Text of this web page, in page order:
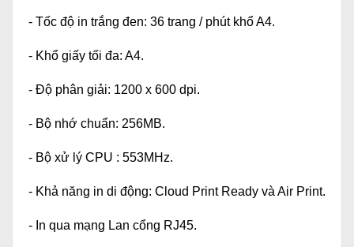
- Tốc độ in trắng đen: 36 trang / phút khổ A4.
- Khổ giấy tối đa: A4.
- Độ phân giải: 1200 x 600 dpi.
- Bộ nhớ chuẩn: 256MB.
- Bộ xử lý CPU : 553MHz.
- Khả năng in di động: Cloud Print Ready và Air Print.
- In qua mạng Lan cổng RJ45.